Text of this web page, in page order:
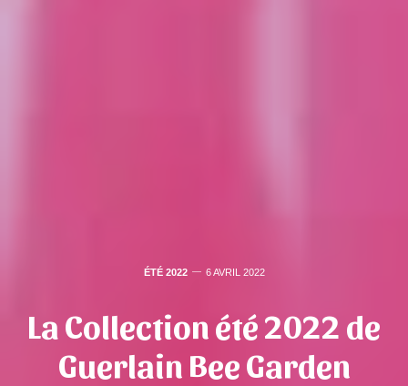
ÉTÉ 2022 6 AVRIL 2022
La Collection été 2022 de
Guerlain Bee Garden